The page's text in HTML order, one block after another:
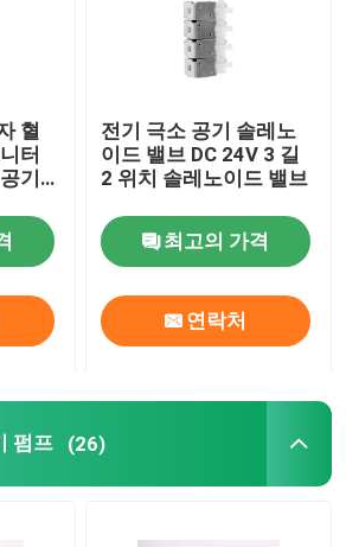
혈
터
기
전기 극소 공기 솔레노
이드 밸브 DC 24V 3 길
2 위치 솔레노이드 밸브
최고의 가격
연락처
펌프 (26)